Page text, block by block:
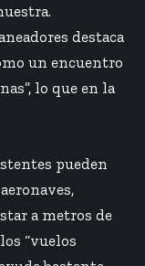
destaca
un encuentro
lo que en la
pueden
a metros de
“vuelos